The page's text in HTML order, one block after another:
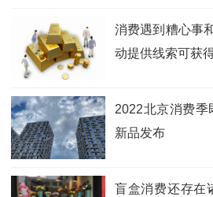
消费遇到糟心事
动提供线索可获
2022北京消费季
新品发布
盲盒消费还存在